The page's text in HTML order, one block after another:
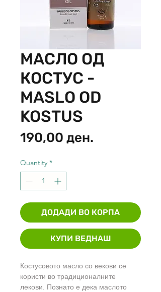
МАСЛО ОД
КОСТУС -
MASLO OD
KOSTUS
190,00 ден.
Quantity *
ДОДАДИ ВО КОРПА
КУПИ ВЕДНАШ
Костусовото масло со векови се
користи во традиционалните
лекови. Познато е дека маслото